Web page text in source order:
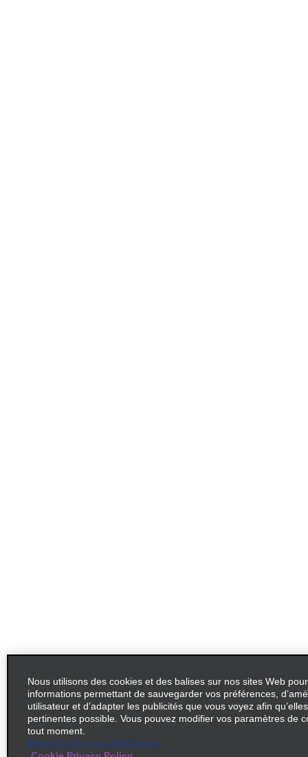
Nous utilisons des cookies et des balises sur nos sites Web
informations permettant de sauvegarder vos préférences,
utilisateur et d’adapter les publicités que vous voyez afin
pertinentes possible. Vous pouvez modifier vos paramètres de
tout moment.
Mettez à jour vos AdChoices